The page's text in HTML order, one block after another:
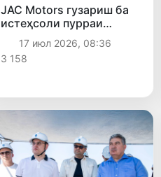
JAC Motors гузариш ба
истеҳсоли пурраи
мошинҳоро дар
Ӯзбекистон суръат
мебахшад
17 июл 2026, 08:36
3 158